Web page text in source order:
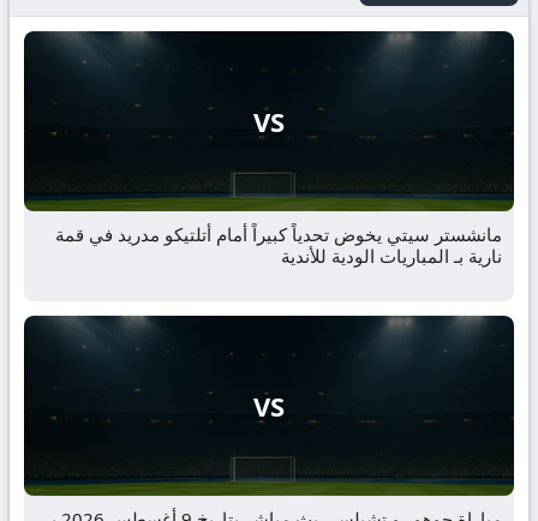
VS
مانشستر سيتي يخوض تحدياً كبيراً أمام أتلتيكو مدريد في قمة
نارية بـ المباريات الودية للأندية
VS